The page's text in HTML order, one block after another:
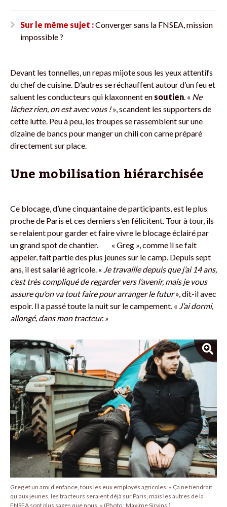
Sur le même sujet :Converger sans la FNSEA, mission
impossible ?
Devant les tonnelles, un repas mijote sous les yeux attentifs
du chef de cuisine. D’autres se réchauffent autour d’un feu et
saluent les conducteurs qui klaxonnent ensoutien. « Ne
lâchez rien, on est avec vous !», scandent les supporters de
cette lutte. Peu à peu, les troupes se rassemblent sur une
dizaine de bancs pour manger un chili con carne préparé
directement sur place.
Une mobilisation hiérarchisée
Ce blocage, d’une cinquantaine de participants, est le plus
proche de Paris et ces derniers s’en félicitent. Tour à tour, ils
se relaient pour garder et faire vivre le blocage éclairé par
un grand spot de chantier. « Greg », comme il se fait
appeler, fait partie des plus jeunes sur le camp. Depuis sept
ans, il est salarié agricole. « Je travaille depuis que j’ai 14 ans,
c’est très compliqué de regarder vers l’avenir, mais je vous
assure qu’on va tout faire pour arranger le futur», dit-il avec
espoir. Il a passé toute la nuit sur le campement. « J’ai dormi,
allongé, dans mon tracteur. »
Greg et un ami d’enfance, tous les eux employés agricoles. « Ça ne tiendrait
qu’aux jeunes, les tracteurs seraient déjà sur Paris, mais les autres de la
FNSEA sont plus sages que nous. » (Photo : Maxime Sirvins.)